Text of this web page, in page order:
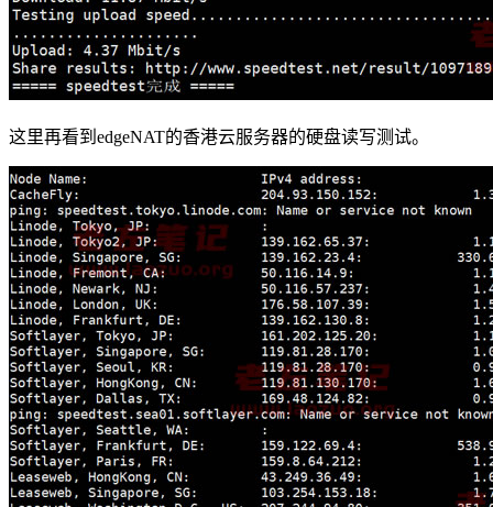
这里再看到edgeNAT的香港云服务器的硬盘读写测试。